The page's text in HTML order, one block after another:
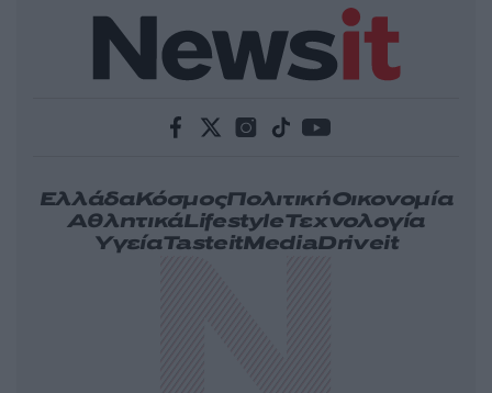
ΕλλάδαΚόσμοςΠολιτικήΟικονομία
ΑθλητικάLifestyleΤεχνολογία
ΥγείαTasteitMediaDriveit